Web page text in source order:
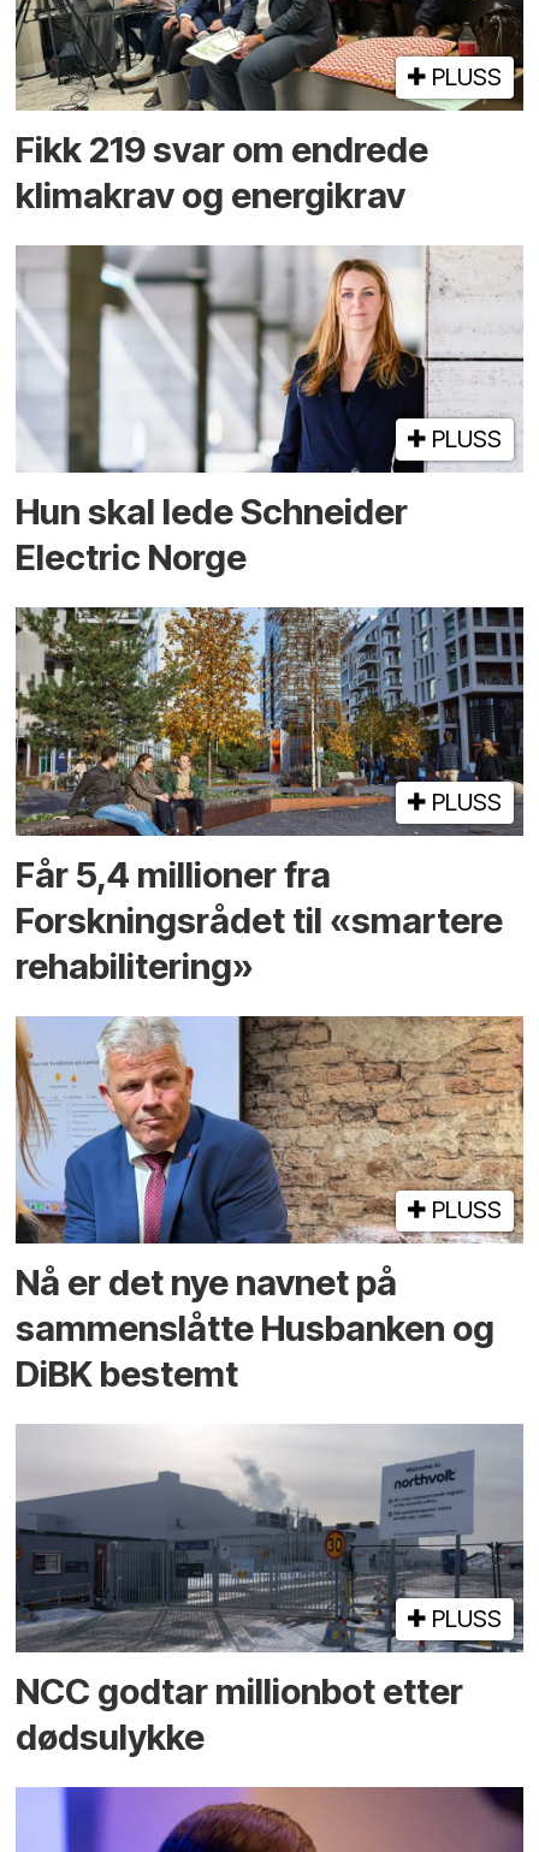
PLUSS
Fikk 219 svar om endrede
klimakrav og energikrav
PLUSS
Hun skal lede Schneider
Electric Norge
PLUSS
Får 5,4 millioner fra
Forskningsrådet til «smartere
rehabilitering»
PLUSS
Nå er det nye navnet på
sammenslåtte Husbanken og
DiBK bestemt
PLUSS
NCC godtar millionbot etter
dødsulykke